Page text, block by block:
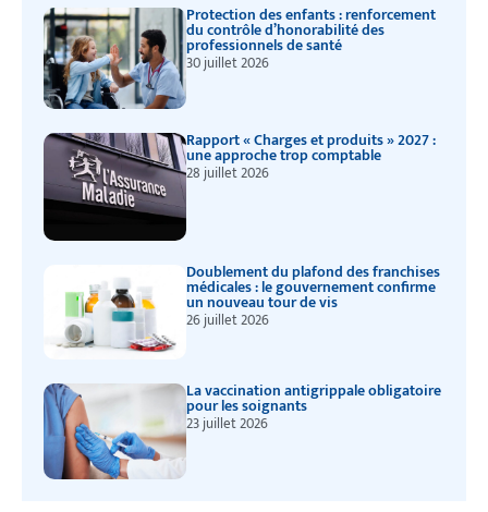
Protection des enfants : renforcement
du contrôle d’honorabilité des
professionnels de santé
30 juillet 2026
Rapport « Charges et produits » 2027 :
une approche trop comptable
28 juillet 2026
Doublement du plafond des franchises
médicales : le gouvernement confirme
un nouveau tour de vis
26 juillet 2026
La vaccination antigrippale obligatoire
pour les soignants
23 juillet 2026